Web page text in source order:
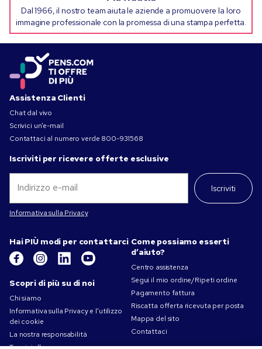
Dal 1966, il nostro team aiuta le aziende a promuovere la loro
immagine professionale con la promessa di una stampa perfetta.
Assistenza Clienti
Chat dal vivo
Scrivici un’e-mail
Contattaci al numero verde 800-931568
Iscriviti per ricevere offerte esclusive
Iscriviti
Informativa sulla Privacy
Hai PIÙ modi per contattarci
Scopri di più su di noi
Chi siamo
Informativa sulla Privacy e l'utilizzo
dei cookie
La nostra responsabilità
Come possiamo esserti
d’aiuto?
Centro assistenza
Segui il mio ordine/Ripeti ordine
Pagamento fattura
Riscatta offerta ricevuta per posta
Mappa del sito
Contattaci